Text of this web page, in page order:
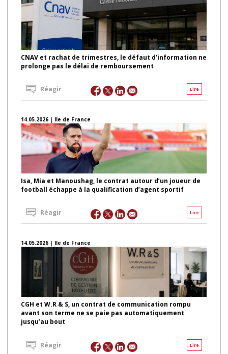
CNAV et rachat de trimestres, le défaut d’information ne
prolonge pas le délai de remboursement
Lire
Réagir
14.05.2026 | Ile de France
Isa, Mia et Manoushag, le contrat autour d’un joueur de
football échappe à la qualification d’agent sportif
Lire
Réagir
14.05.2026 | Ile de France
CGH et W.R & S, un contrat de communication rompu
avant son terme ne se paie pas automatiquement
jusqu’au bout
Lire
Réagir